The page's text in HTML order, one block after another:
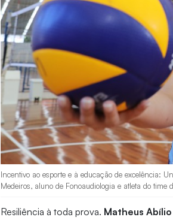
Incentivo ao esporte e à educação de excelência:
Medeiros, aluno de Fonoaudiologia e atleta do time
Resiliência à toda prova. Matheus